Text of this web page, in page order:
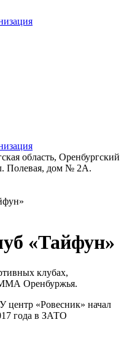
область, Оренбургский
Полевая, дом № 2А.
«Тайфун»
клубах,
Оренбуржья.
«Ровесник» начал
года в ЗАТО